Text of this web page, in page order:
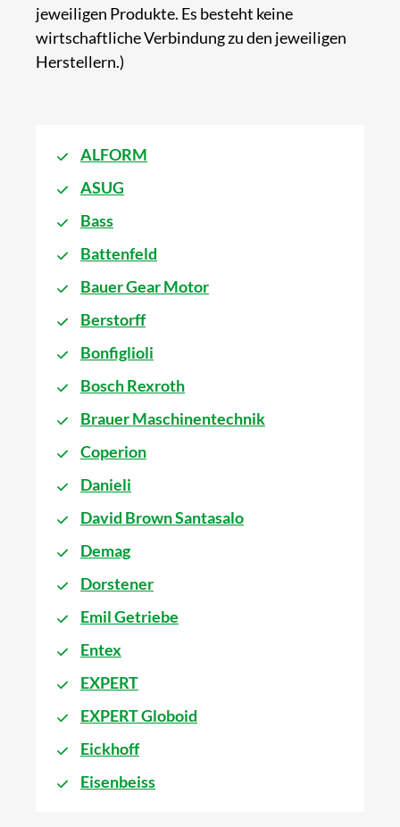
jeweiligen Produkte. Es besteht keine
wirtschaftliche Verbindung zu den jeweiligen
Herstellern.)
ALFORM
ASUG
Bass
Battenfeld
Bauer Gear Motor
Berstorff
Bonfiglioli
Bosch Rexroth
Brauer Maschinentechnik
Coperion
Danieli
David Brown Santasalo
Demag
Dorstener
Emil Getriebe
Entex
EXPERT
EXPERT Globoid
Eickhoff
Eisenbeiss